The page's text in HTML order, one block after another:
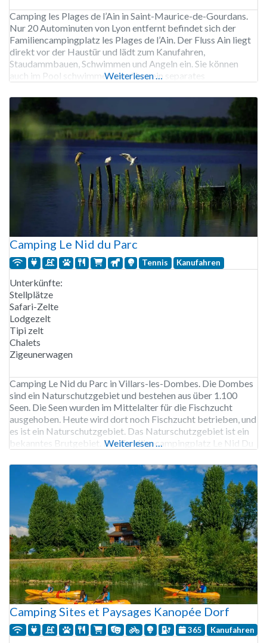
Camping les Plages de l’Ain in Saint-Maurice-de-Gourdans.
Nur 20 Autominuten von Lyon entfernt befindet sich der
Familiencampingplatz les Plages de l’Ain. Der Fluss Ain liegt
direkt vor der Haustür und lädt zum Kanufahren,
Staudammbauen, Schwimmen und Angeln ein. Sie können
auch im Pool schwimmen, der über ein separates
in der Hochsaison gibt es
Weiterlesen …
Camping Le Nid du Parc
Tennis Kanufahren
Unterkünfte:
Stellplätze
Safari-Zelte
Lodgezelt
Tipi zelt
Chalets
Zigeunerwagen
Camping Le Nid du Parc in Villars-les-Dombes. Die Dombes
sind ein Naturschutzgebiet und bestehen aus über 1.100
Seen. Die Seen wurden im Mittelalter für die Fischzucht
ausgehoben. Heute wird dort noch Fischzucht betrieben, und
es ist ein Naturschutzgebiet. Das Naturschutzgebiet ist ein
bekanntes Brutgebiet. Der Familiencampingplatz Le Nid Du
Campingplatz verfügt über einen
Weiterlesen …
Camping Sites et Paysages Kanopée Dorf
365 Kanufahren